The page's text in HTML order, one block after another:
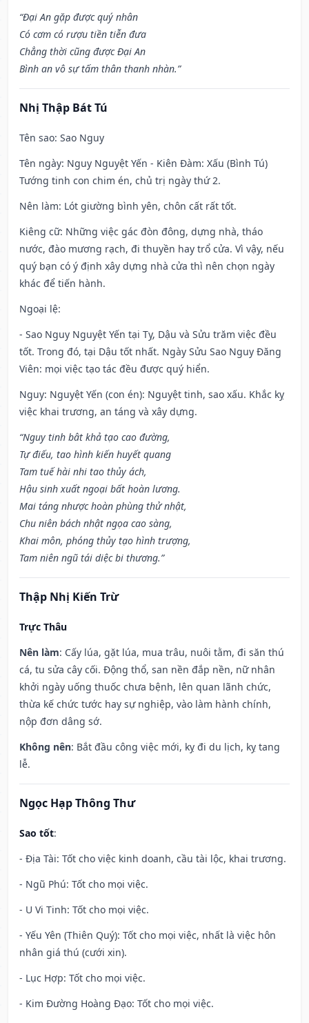
“Đại An gặp được quý nhân
Có cơm có rượu tiền tiễn đưa
Chẳng thời cũng được Đại An
Bình an vô sự tấm thân thanh nhàn.”
Nhị Thập Bát Tú
Tên sao: Sao Nguy
Tên ngày: Nguy Nguyệt Yến - Kiên Đàm: Xấu (Bình Tú)
Tướng tinh con chim én, chủ trị ngày thứ 2.
Nên làm: Lót giường bình yên, chôn cất rất tốt.
Kiêng cữ: Những việc gác đòn đông, dựng nhà, tháo
nước, đào mương rạch, đi thuyền hay trổ cửa. Vì vậy, nếu
quý bạn có ý định xây dựng nhà cửa thì nên chọn ngày
khác để tiến hành.
Ngoại lệ:
- Sao Nguy Nguyệt Yến tại Tỵ, Dậu và Sửu trăm việc đều
tốt. Trong đó, tại Dậu tốt nhất. Ngày Sửu Sao Nguy Đăng
Viên: mọi việc tạo tác đều được quý hiển.
Nguy: Nguyệt Yến (con én): Nguyệt tinh, sao xấu. Khắc kỵ
việc khai trương, an táng và xây dựng.
“Nguy tinh bât khả tạo cao đường,
Tự điếu, tao hình kiến huyết quang
Tam tuế hài nhi tao thủy ách,
Hậu sinh xuất ngoại bất hoàn lương.
Mai táng nhược hoàn phùng thử nhật,
Chu niên bách nhật ngọa cao sàng,
Khai môn, phóng thủy tạo hình trượng,
Tam niên ngũ tái diệc bi thương.”
Thập Nhị Kiến Trừ
Trực Thâu
Nên làm: Cấy lúa, gặt lúa, mua trâu, nuôi tằm, đi săn thú
cá, tu sửa cây cối. Động thổ, san nền đắp nền, nữ nhân
khởi ngày uống thuốc chưa bệnh, lên quan lãnh chức,
thừa kế chức tước hay sự nghiệp, vào làm hành chính,
nộp đơn dâng sớ.
Không nên: Bắt đầu công việc mới, kỵ đi du lịch, kỵ tang
lễ.
Ngọc Hạp Thông Thư
Sao tốt:
- Địa Tài: Tốt cho việc kinh doanh, cầu tài lộc, khai trương.
- Ngũ Phú: Tốt cho mọi việc.
- U Vi Tinh: Tốt cho mọi việc.
- Yếu Yên (Thiên Quý): Tốt cho mọi việc, nhất là việc hôn
nhân giá thú (cưới xin).
- Lục Hợp: Tốt cho mọi việc.
- Kim Đường Hoàng Đạo: Tốt cho mọi việc.